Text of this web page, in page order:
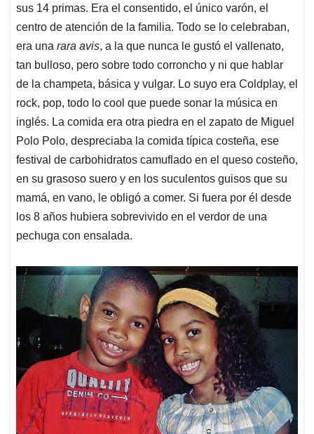
sus 14 primas. Era el consentido, el único varón, el
centro de atención de la familia. Todo se lo celebraban,
era una rara avis, a la que nunca le gustó el vallenato,
tan bulloso, pero sobre todo corroncho y ni que hablar
de la champeta, básica y vulgar. Lo suyo era Coldplay, el
rock, pop, todo lo cool que puede sonar la música en
inglés. La comida era otra piedra en el zapato de Miguel
Polo Polo, despreciaba la comida típica costeña, ese
festival de carbohidratos camuflado en el queso costeño,
en su grasoso suero y en los suculentos guisos que su
mamá, en vano, le obligó a comer. Si fuera por él desde
los 8 años hubiera sobrevivido en el verdor de una
pechuga con ensalada.